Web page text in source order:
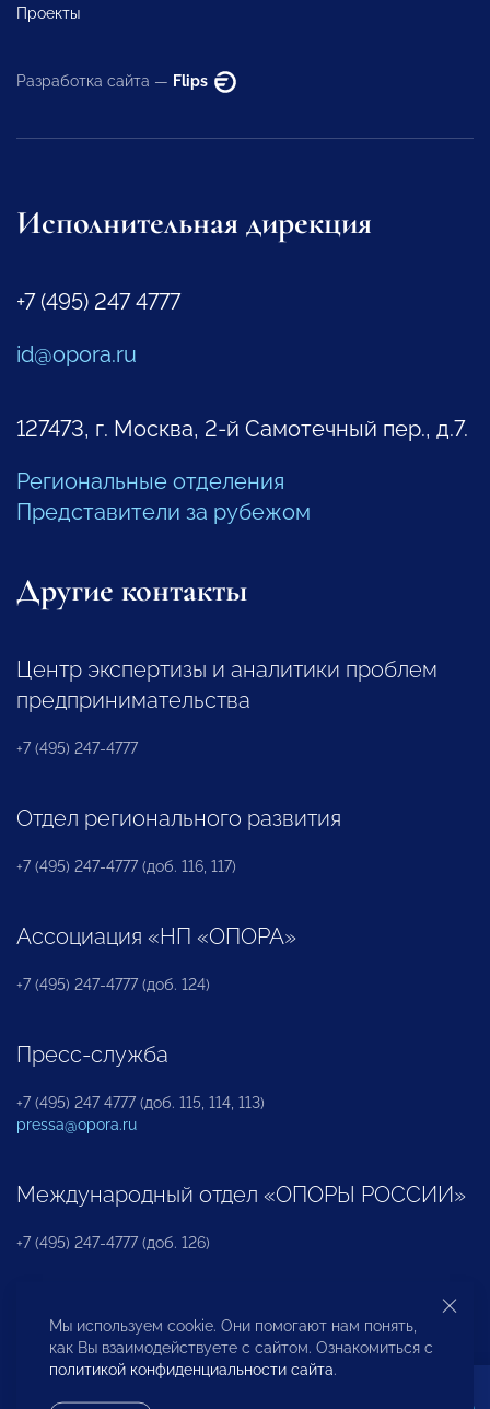
Проекты
Разработка сайта — Flips
Исполнительная дирекция
+7 (495) 247 4777
id@opora.ru
127473, г. Москва, 2-й Самотечный пер., д.7.
Региональные отделения
Представители за рубежом
Другие контакты
Центр экспертизы и аналитики проблем
предпринимательства
+7 (495) 247-4777
Отдел регионального развития
+7 (495) 247-4777 (доб. 116, 117)
Ассоциация «НП «ОПОРА»
+7 (495) 247-4777 (доб. 124)
Пресс-служба
+7 (495) 247 4777 (доб. 115, 114, 113)
pressa@opora.ru
Международный отдел «ОПОРЫ РОССИИ»
+7 (495) 247-4777 (доб. 126)
Бюро по защите прав предпринимателей и
инвесторов
Мы используем cookie. Они помогают нам понять,
как Вы взаимодействуете с сайтом. Ознакомиться с
политикой конфиденциальности сайта.